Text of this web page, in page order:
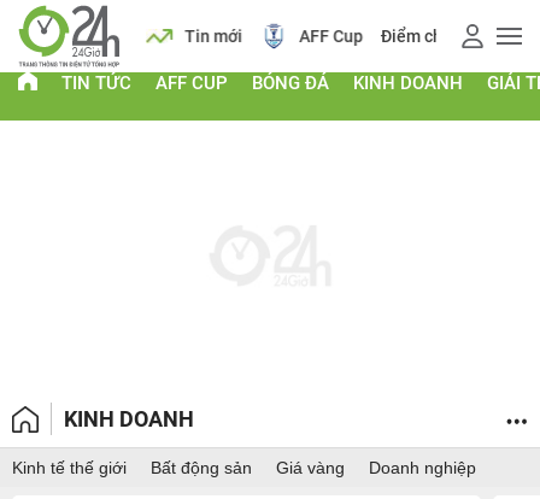
Lịch Tin mới AFF Cup Điểm chuẩn 2026
TIN TỨC AFF CUP BÓNG ĐÁ KINH DOANH GIẢI
KINH DOANH
Kinh tế thế giới Bất động sản Giá vàng Doanh nghiệp